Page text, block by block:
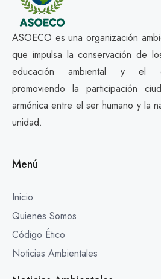
ASOECO es una organización
que impulsa la conservación de
educación ambiental y el
promoviendo la participación
armónica entre el ser humano y la
unidad.
Menú
Inicio
Quienes Somos
Código Ético
Noticias Ambientales